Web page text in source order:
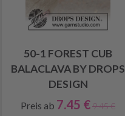
50-1 FOREST CUB
BALACLAVA BY DROPS
DESIGN
Preis ab 7.45 €9.45 €